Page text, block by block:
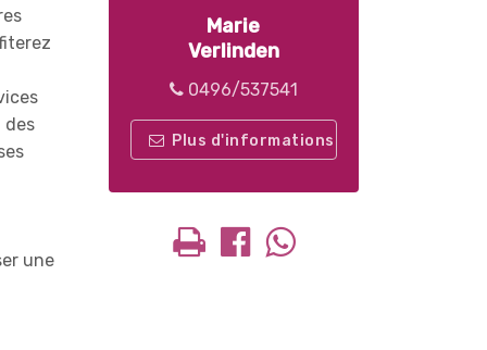
des
une
Marie
Verlinden
0496/537541
Plus d'informations